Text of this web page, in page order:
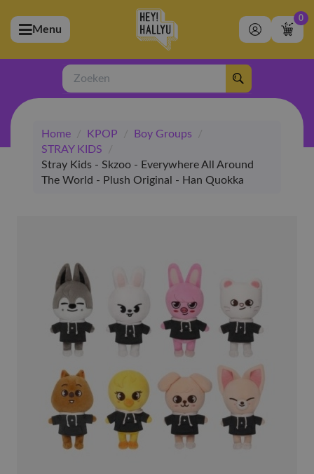
(Artiesten)
(Merchandise)
(Exclusive)
(Winkel)
Menu
0
Zoeken
Home / KPOP / Boy Groups
/
STRAY KIDS
/
Stray Kids - Skzoo - Everywhere All Around
The World - Plush Original - Han Quokka